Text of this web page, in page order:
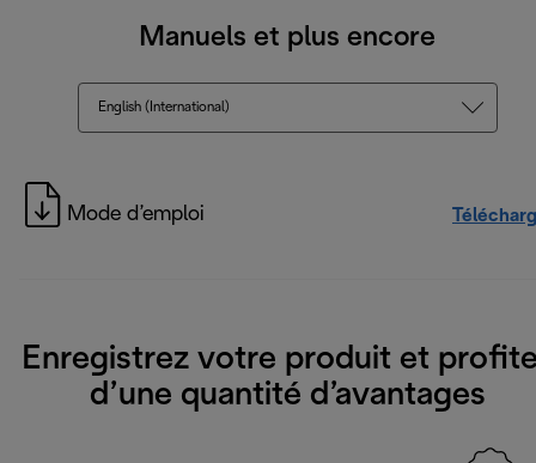
Manuels et plus encore
English (International)
Mode d’emploi
Enregistrez votre produit et
d’une quantité d’avantages